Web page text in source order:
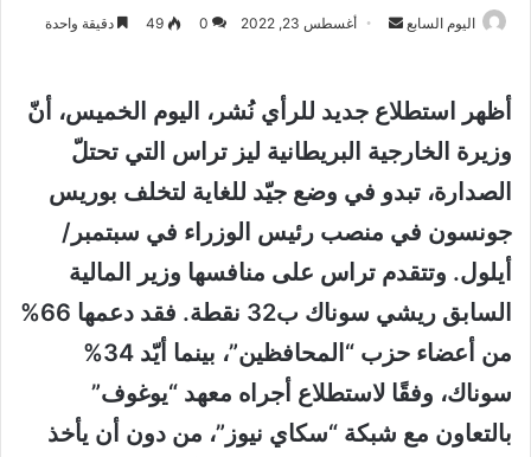
اليوم السابع
أرسل أغسطس 23, 2022 0
49 دقيقة واحدة
أظهر استطلاع جديد للرأي نُشر، اليوم الخميس، أنّ
وزيرة الخارجية البريطانية ليز تراس التي تحتلّ
الصدارة، تبدو في وضع جيّد للغاية لتخلف بوريس
جونسون في منصب رئيس الوزراء في سبتمبر/
أيلول. وتتقدم تراس على منافسها وزير المالية
السابق ريشي سوناك ب32 نقطة. فقد دعمها 66%
من أعضاء حزب “المحافظين”، بينما أيّد 34%
سوناك، وفقًا لاستطلاع أجراه معهد “يوغوف”
بالتعاون مع شبكة “سكاي نيوز”، من دون أن يأخذ